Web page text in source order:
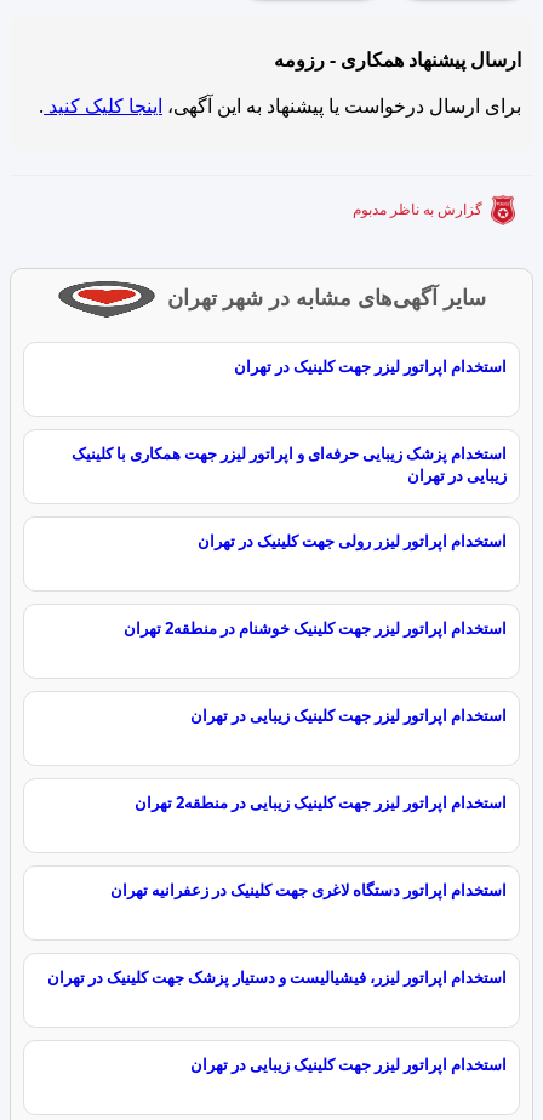
ارسال پیشنهاد همکاری - رزومه
برای ارسال درخواست یا پیشنهاد به این آگهی، اینجا کلیک کنید .
گزارش به ناظر مدبوم
سایر آگهی‌های مشابه در شهر تهران
استخدام اپراتور لیزر جهت کلینیک در تهران
استخدام پزشک زیبایی حرفه‌ای و اپراتور لیزر جهت همکاری با کلینیک
زیبایی در تهران
استخدام اپراتور لیزر رولی جهت کلینیک در تهران
استخدام اپراتور لیزر جهت کلینیک خوشنام در منطقه2 تهران
استخدام اپراتور لیزر جهت کلینیک زیبایی در تهران
استخدام اپراتور لیزر جهت کلینیک زیبایی در منطقه2 تهران
استخدام اپراتور دستگاه لاغری جهت کلینیک در زعفرانیه تهران
استخدام اپراتور لیزر، فیشیالیست و دستیار پزشک جهت کلینیک در تهران
استخدام اپراتور لیزر جهت کلینیک زیبایی در تهران